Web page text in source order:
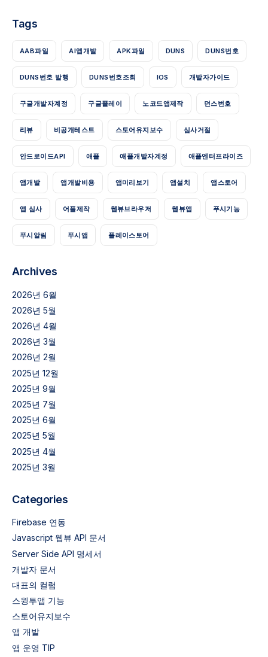
Tags
AAB파일 AI앱개발 APK파일 DUNS DUNS번호
DUNS번호 발행 DUNS번호조회 IOS 개발자가이드
구글개발자계정 구글플레이 노코드앱제작 던스번호
리뷰 비공개테스트 스토어유지보수 심사거절
안드로이드API 애플 애플개발자계정 애플엔터프라이즈
앱개발 앱개발비용 앱미리보기 앱설치 앱스토어
앱 심사 어플제작 웹뷰브라우저 웹뷰앱 푸시기능
푸시알림 푸시앱 플레이스토어
Archives
2026년 6월
2026년 5월
2026년 4월
2026년 3월
2026년 2월
2025년 12월
2025년 9월
2025년 7월
2025년 6월
2025년 5월
2025년 4월
2025년 3월
Categories
Firebase 연동
Javascript 웹뷰 API 문서
Server Side API 명세서
개발자 문서
대표의 컬럼
스윙투앱 기능
스토어유지보수
앱 개발
앱 운영 TIP